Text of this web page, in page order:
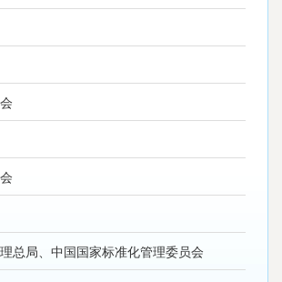
总局、中国国家标准化管理委员会